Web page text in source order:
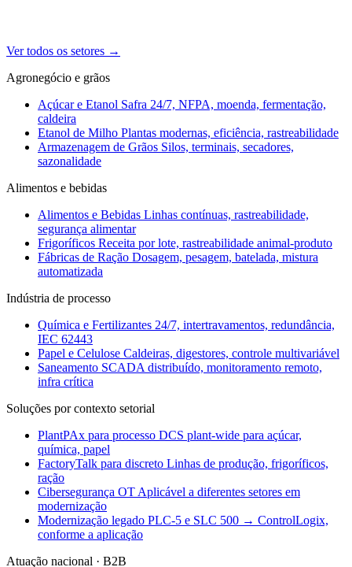
Ver todos os setores →
Agronegócio e grãos
Açúcar e Etanol Safra 24/7, NFPA, moenda, fermentação,
caldeira
Etanol de Milho Plantas modernas, eficiência, rastreabilidade
Armazenagem de Grãos Silos, terminais, secadores,
sazonalidade
Alimentos e bebidas
Alimentos e Bebidas Linhas contínuas, rastreabilidade,
segurança alimentar
Frigoríficos Receita por lote, rastreabilidade animal-produto
Fábricas de Ração Dosagem, pesagem, batelada, mistura
automatizada
Indústria de processo
Química e Fertilizantes 24/7, intertravamentos, redundância,
IEC 62443
Papel e Celulose Caldeiras, digestores, controle multivariável
Saneamento SCADA distribuído, monitoramento remoto,
infra crítica
Soluções por contexto setorial
PlantPAx para processo DCS plant-wide para açúcar,
química, papel
FactoryTalk para discreto Linhas de produção, frigoríficos,
ração
Cibersegurança OTAplicável a diferentes setores em
modernização
Modernização legado PLC-5 e SLC 500 → ControlLogix,
conforme a aplicação
Atuação nacional · B2B